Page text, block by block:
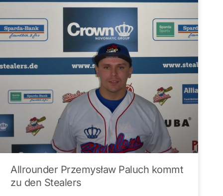
Allrounder Przemysław Paluch kommt
zu den Stealers